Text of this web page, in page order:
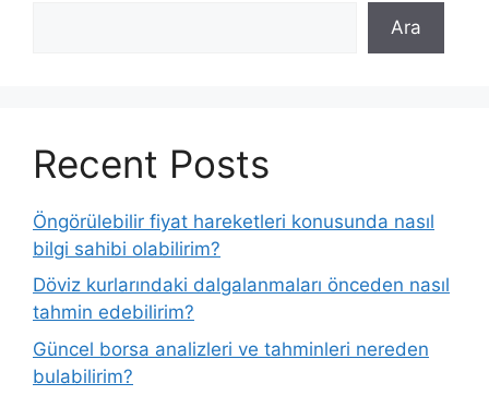
Ara
Recent Posts
Öngörülebilir fiyat hareketleri konusunda nasıl
bilgi sahibi olabilirim?
Döviz kurlarındaki dalgalanmaları önceden nasıl
tahmin edebilirim?
Güncel borsa analizleri ve tahminleri nereden
bulabilirim?